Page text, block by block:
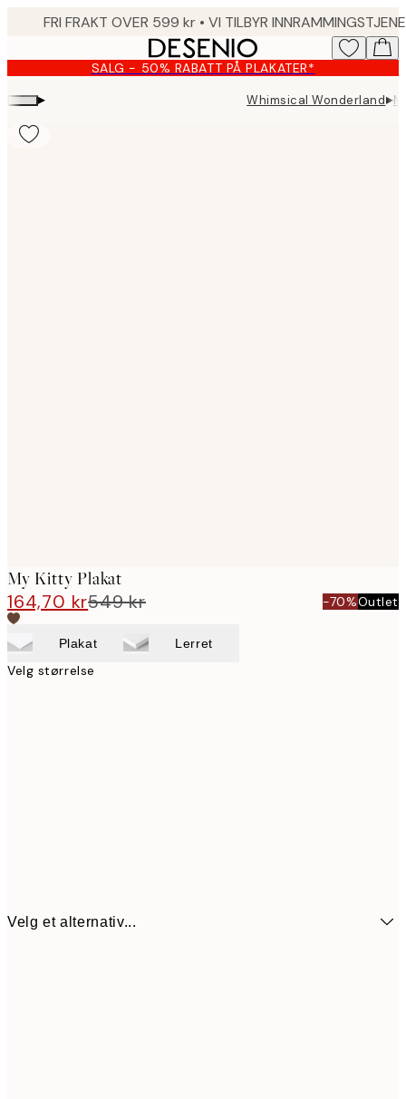
content.
SALG - 50% RABATT PÅ PLAKATER*
▸ Whimsical Wonderland▸
My Kitty Plakat
164,70 kr549 kr -70%Outlet
Plakat Lerret
Velg størrelse
Velg et alternativ...